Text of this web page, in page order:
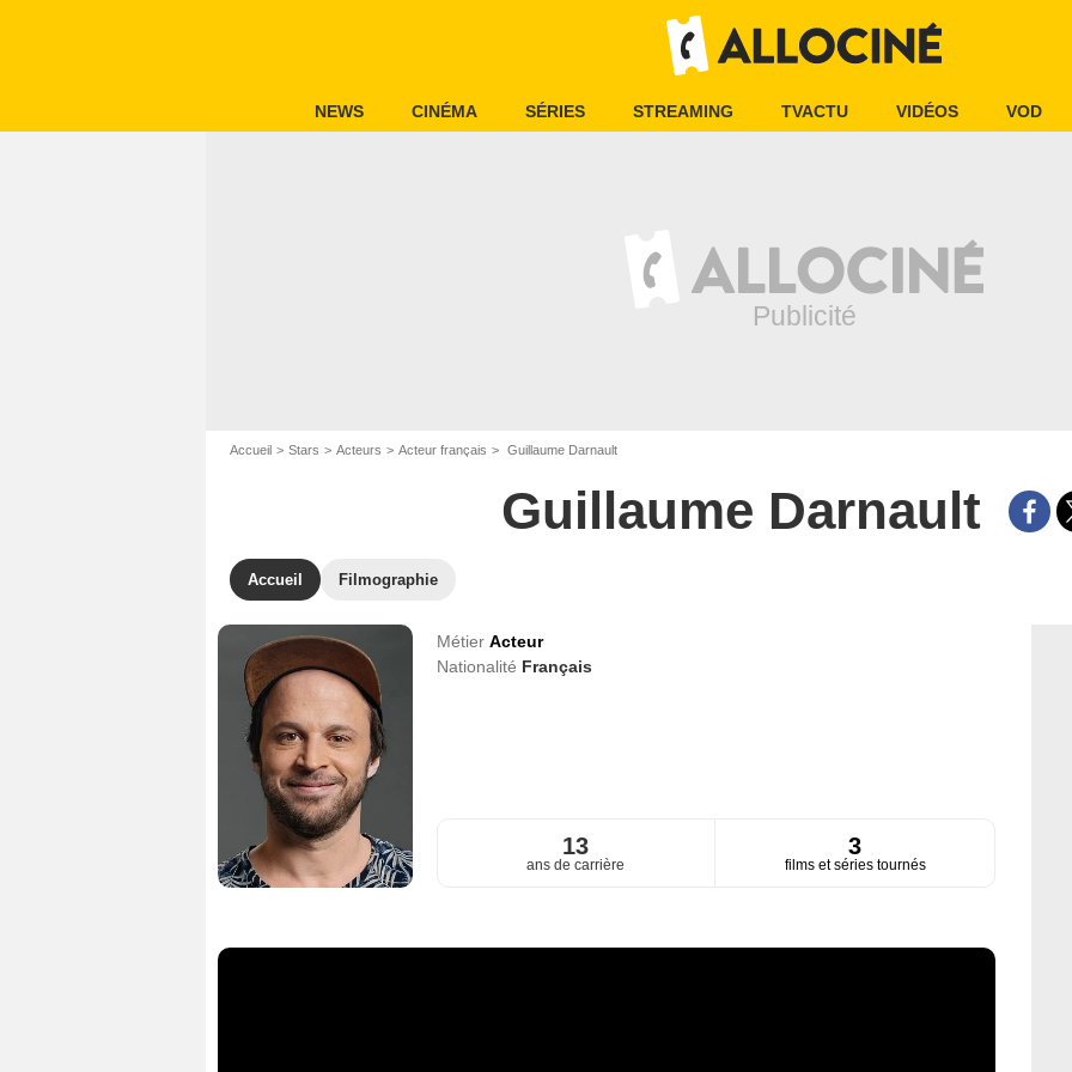
NEWS CINÉMA SÉRIES STREAMING TVACTU VIDÉOS VOD
Accueil Stars Acteurs Acteur français Guillaume Darnault
Guillaume Darnault
Accueil Filmographie
Métier Acteur
Nationalité Français
13
ans de carrière
3
films et séries tournés